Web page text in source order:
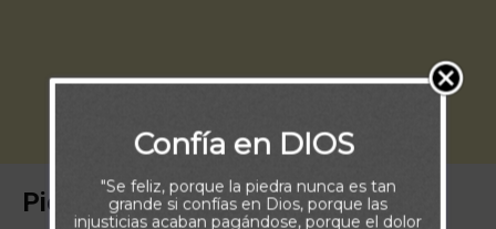
Piensa:
Confía en DIOS
"Se feliz, porque la piedra nunca es tan
grande si confías en Dios, porque las
injusticias acaban pagándose, porque el dolor